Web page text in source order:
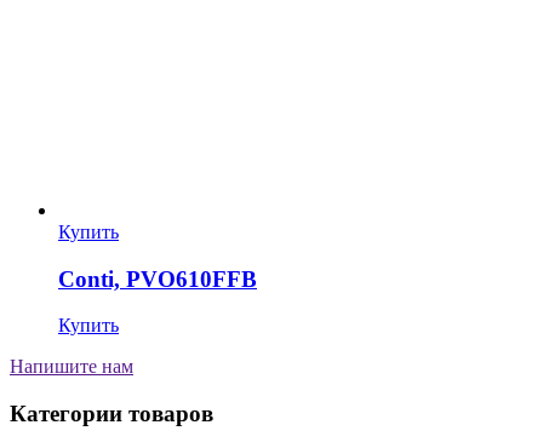
Купить
Conti, PVO610FFB
Купить
Напишите нам
Категории товаров